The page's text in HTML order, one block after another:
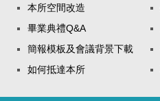
本所空間改造
畢業典禮Q&A
簡報模板及會議背景下載
如何抵達本所